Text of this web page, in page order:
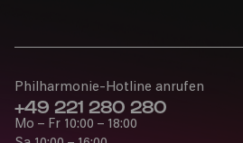
COMEDIA Theater
Philharmonie-Hotline anrufen
+49 221 280 280
Mo – Fr 10:00 – 18:00